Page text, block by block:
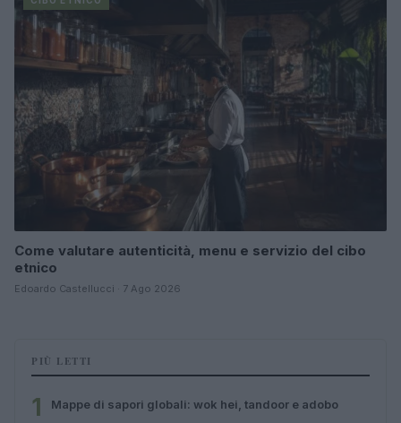
Come valutare autenticità, menu e servizio del cibo
etnico
Edoardo Castellucci · 7 Ago 2026
PIÙ LETTI
1 Mappe di sapori globali: wok hei, tandoor e adobo